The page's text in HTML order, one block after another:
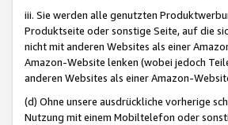
iii. Sie werden alle genutzten
Produktseite oder sonstige Seite, auf die
nicht mit anderen Websites als einer
Amazon-Website lenken (wobei jedoch
anderen Websites als einer Amazon-
(d) Ohne unsere ausdrückliche vorherige
Nutzung mit einem Mobiltelefon oder